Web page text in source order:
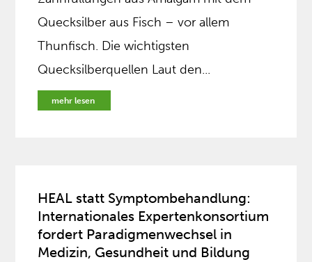
Quecksilber aus Fisch – vor allem
Thunfisch. Die wichtigsten
Quecksilberquellen Laut den...
mehr lesen
HEAL statt Symptombehandlung:
Internationales Expertenkonsortium
fordert Paradigmenwechsel in
Medizin, Gesundheit und Bildung